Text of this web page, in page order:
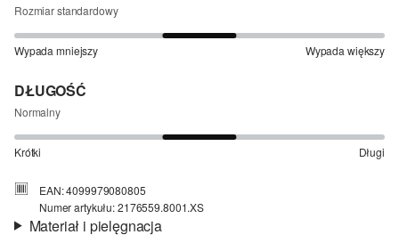
Rozmiar standardowy
Wypada mniejszy Wypada większy
DŁUGOŚĆ
Normalny
Krótki Długi
EAN: 4099979080805
Numer artykułu: 2176559.8001.XS
Materiał i pielęgnacja